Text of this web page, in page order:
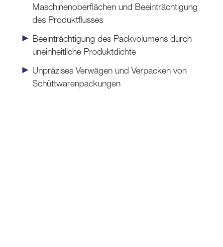
Maschinenoberflächen und Beeinträchtigung
des Produktflusses
Beeinträchtigung des Packvolumens durch
uneinheitliche Produktdichte
Unpräzises Verwägen und Verpacken von
Schüttwarenpackungen